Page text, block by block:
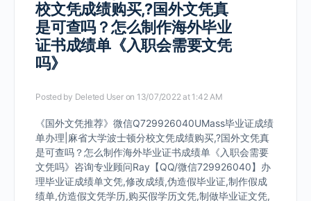
校文凭成绩购买,?国外文凭真
是可查吗？怎么制作海外毕业
证书成绩单《入职会需要文凭
吗》
Posted by Deleted User on 13/07/2022 at 1:42 AM
《国外文凭推荐》微信Q729926040UMass毕业证成绩
单办理|麻省大学波士顿分校文凭成绩购买,?国外文凭真
是可查吗？怎么制作海外毕业证书成绩单《入职会需要
文凭吗》咨询专业顾问Ray【QQ/微信729926040】办
理毕业证成绩单文凭,修改成绩,伪造假毕业证,制作假成
绩单,仿造假文凭学历,购买假学历文凭,制做毕业证文凭,